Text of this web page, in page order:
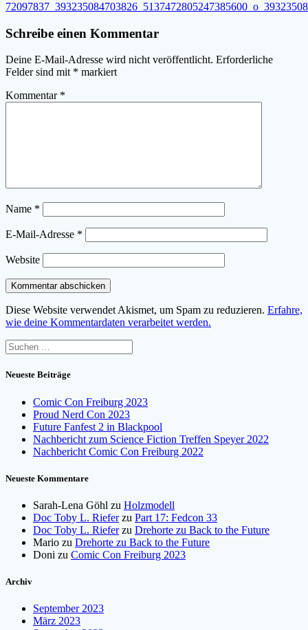
Beitrag:
Schreibe einen Kommentar
Deine E-Mail-Adresse wird nicht veröffentlicht. Erforderliche
Felder sind mit * markiert
Kommentar *
Name *
E-Mail-Adresse *
Website
Diese Website verwendet Akismet, um Spam zu reduzieren. Erfahre,
wie deine Kommentardaten verarbeitet werden.
Suchen
nach:
Neueste Beiträge
Comic Con Freiburg 2023
Proud Nerd Con 2023
Future Fanfest 2 in Blackpool
Nachbericht zum Science Fiction Treffen Speyer 2022
Nachbericht Comic Con Freiburg 2022
Neueste Kommentare
Sarah-Lena Göhl zu Holzmodell
Doc Toby L. Rieferzu Part 17: Fedcon 33
Doc Toby L. Rieferzu Drehorte zu Back to the Future
Mario zu Drehorte zu Back to the Future
Doni zu Comic Con Freiburg 2023
Archiv
September 2023
März 2023